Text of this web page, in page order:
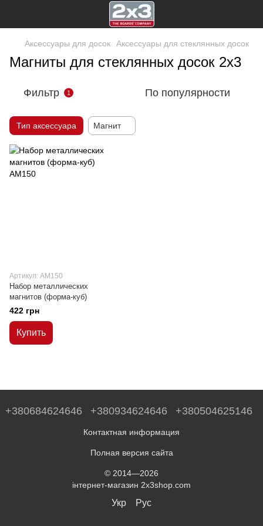
Аксессуары для досок Аксессуары для стеклянных досок
Магниты для стеклянных досок 2х3
Фильтр 1 По популярности
Тип аксессуара Магнит
Артикул: AM150
Набор металлических
магнитов (форма-куб)
422 грн
Купить
+380684624646 +380934624646 +380504625146
Контактная информация
Полная версия сайта
© 2014—2026
інтернет-магазин 2x3shop.com
Укр Рус